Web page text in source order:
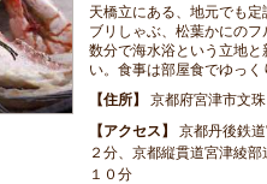
天橋立にある、地元でも定
ブリしゃぶ、松葉かにの
数分で海水浴という立地
い。食事は部屋食でゆっく
住所
京都府宮津市文
アクセス
京都丹後鉄
２分、京都縦貫道宮津綾
１０分